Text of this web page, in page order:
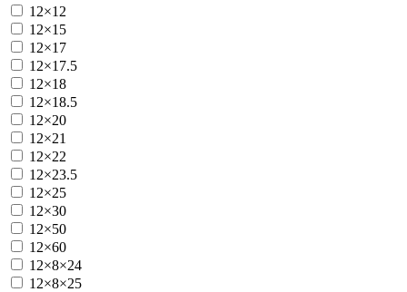
12×12
12×15
12×17
12×17.5
12×18
12×18.5
12×20
12×21
12×22
12×23.5
12×25
12×30
12×50
12×60
12×8×24
12×8×25